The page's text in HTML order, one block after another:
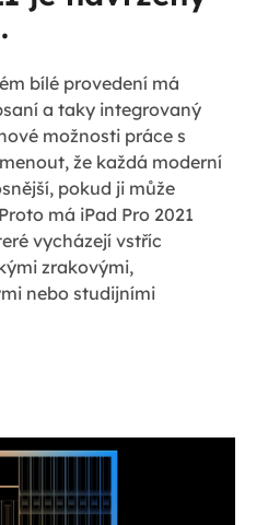
bílé provedení má
a taky integrovaný
možnosti práce s
že každá moderní
pokud ji může
má iPad Pro 2021
vycházejí vstříc
zrakovými,
nebo studijními